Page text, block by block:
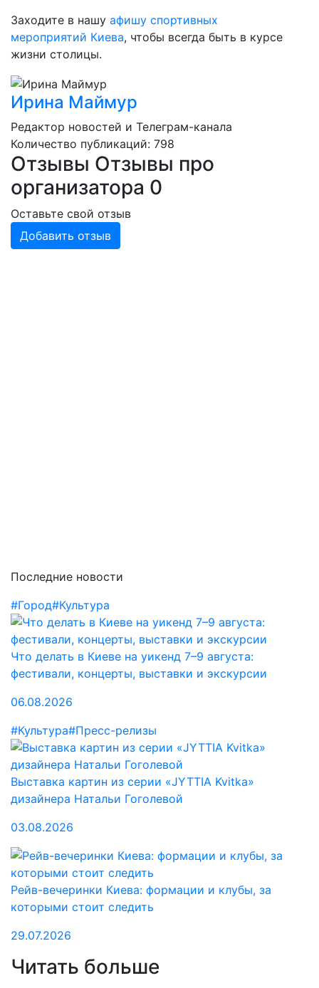
Заходите в нашу афишу спортивных
мероприятий Киева, чтобы всегда быть в курсе
жизни столицы.
Ирина Маймур
Редактор новостей и Телеграм-канала
Количество публикаций: 798
Отзывы Отзывы про
организатора 0
Оставьте свой отзыв
Добавить отзыв
Последние новости
#Город#Культура
Что делать в Киеве на уикенд 7–9 августа:
фестивали, концерты, выставки и экскурсии
06.08.2026
#Культура#Пресс-релизы
Выставка картин из серии «JYTTIA Kvitka»
дизайнера Натальи Гоголевой
03.08.2026
Рейв-вечеринки Киева: формации и клубы, за
которыми стоит следить
29.07.2026
Читать больше